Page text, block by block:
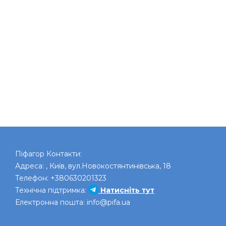
Піфагор Контакти:
Адреса: , Київ, вул.Новокостянтинівська, 18
Телефон: +380630201323
Технічна підтримка:
Натисніть тут
Електронна пошта: info@pifa.ua